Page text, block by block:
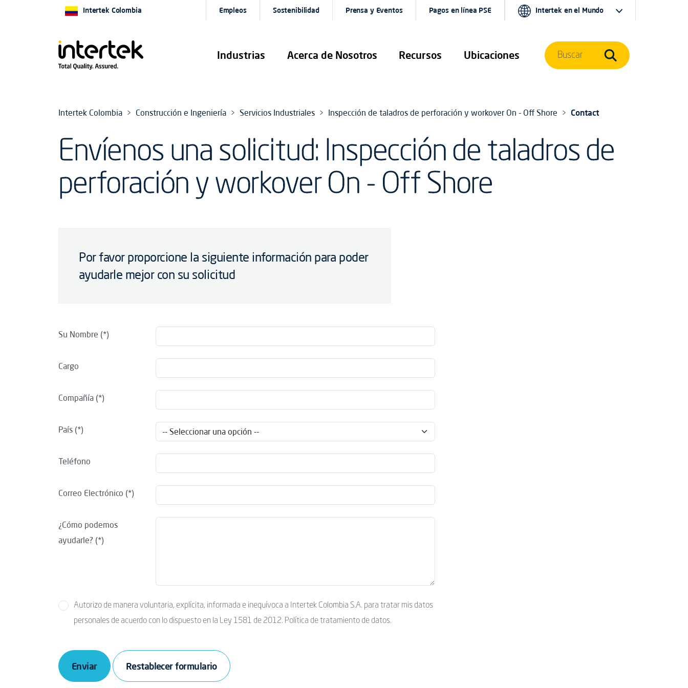
Industrias Acerca de Nosotros Recursos Ubicaciones
Intertek Colombia Empleos Sostenibilidad Prensa y Eventos Pagos en línea PSE Intertek en el Mundo
Buscar
Intertek Colombia Construcción e Ingeniería Servicios Industriales Inspección de taladros de perforación y workover On - Off Shore Contact
Envíenos una solicitud: Inspección de taladros de
perforación y workover On - Off Shore
Por favor proporcione la siguiente información para poder
ayudarle mejor con su solicitud
Su Nombre
Cargo
Compañía
País
Teléfono
Correo Electrónico
¿Cómo podemos
ayudarle?
Autorizo de manera voluntaria, explícita, informada e inequívoca a Intertek Colombia S.A. para tratar mis datos
personales de acuerdo con lo dispuesto en la Ley 1581 de 2012. Política de tratamiento de datos.
Enviar